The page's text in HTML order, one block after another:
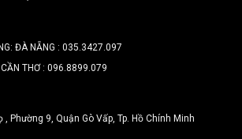
ĐÀ NẴNG : 035.3427.097
THƠ : 096.8899.079
Phường 9, Quận Gò Vấp, Tp. Hồ Chính Minh